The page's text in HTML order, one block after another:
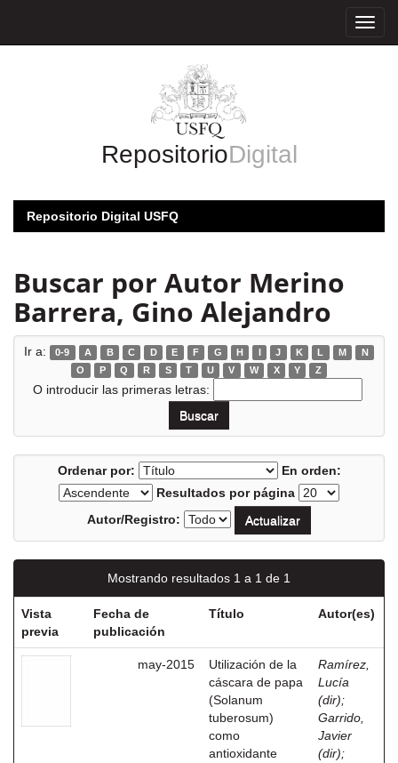
RepositorioDigital
Repositorio Digital USFQ
Buscar por Autor Merino
Barrera, Gino Alejandro
Ir a: 0-9 A B C D E F G H I J K L M
N
O
P Q R S T U V W X Y Z
O introducir las primeras letras:
Ordenar por:
En orden:
Resultados por página
Autor/Registro:
Mostrando resultados 1 a 1 de 1
Vista
previa
Fecha de
publicación
Título Autor(es)
may-2015
Utilización de la
cáscara de papa
(Solanum
tuberosum)
como
antioxidante
Ramírez,
Lucía
(dir);
Garrido,
Javier
(dir);